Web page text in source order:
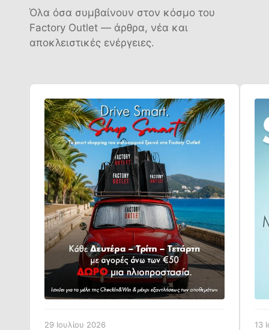
Όλα όσα συμβαίνουν στον κόσμο του
Factory Outlet — άρθρα, νέα και
αποκλειστικές ενέργειες.
29 Ιουλίου 2026 13